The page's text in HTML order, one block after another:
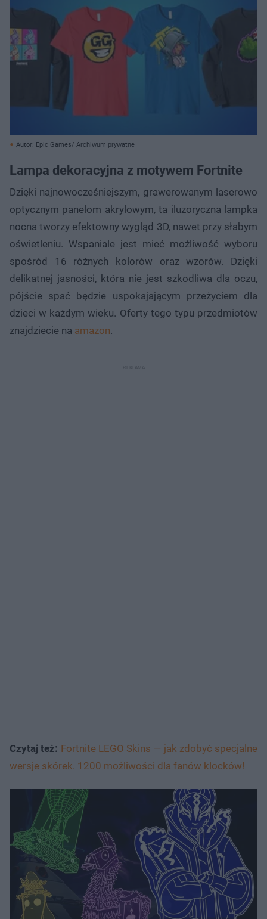
Autor: Epic Games/ Archiwum prywatne
Lampa dekoracyjna z motywem Fortnite
Dzięki najnowocześniejszym, grawerowanym laserowo
optycznym panelom akrylowym, ta iluzoryczna lampka
nocna tworzy efektowny wygląd 3D, nawet przy słabym
oświetleniu. Wspaniale jest mieć możliwość wyboru
spośród 16 różnych kolorów oraz wzorów. Dzięki
delikatnej jasności, która nie jest szkodliwa dla oczu,
pójście spać będzie uspokajającym przeżyciem dla
dzieci w każdym wieku. Oferty tego typu przedmiotów
znajdziecie na amazon.
Czytaj też: Fortnite LEGO Skins — jak zdobyć specjalne
wersje skórek. 1200 możliwości dla fanów klocków!